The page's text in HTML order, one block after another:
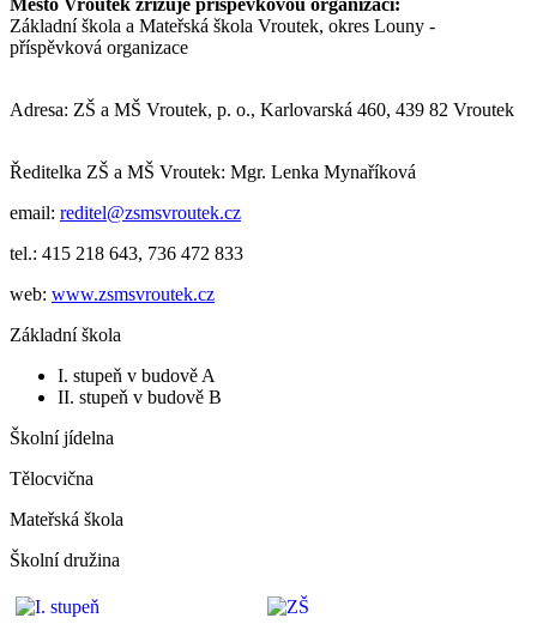
Základní škola a Mateřská škola Vroutek, okres Louny -
příspěvková organizace
Adresa: ZŠ a MŠ Vroutek, p. o., Karlovarská 460, 439 82 Vroutek
Ředitelka ZŠ a MŠ Vroutek: Mgr. Lenka Mynaříková
email: reditel@zsmsvroutek.cz
tel.: 415 218 643, 736 472 833
web: www.zsmsvroutek.cz
Základní škola
I. stupeň v budově A
II. stupeň v budově B
Školní jídelna
Tělocvična
Mateřská škola
Školní družina